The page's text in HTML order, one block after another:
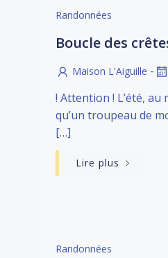
Randonnées
Boucle des
Maison L'Aiguille -
! Attention ! L’été,
qu’un troupeau de
[…]
Lire plus
Randonnées